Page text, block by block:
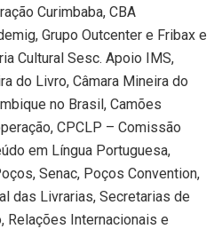
Curimbaba, CBA
Grupo Outcenter e Fribax e
Cultural Sesc. Apoio IMS,
do Livro, Câmara Mineira do
no Brasil, Camões
CPCLP – Comissão
em Língua Portuguesa,
Senac, Poços Convention,
das Livrarias, Secretarias de
Relações Internacionais e